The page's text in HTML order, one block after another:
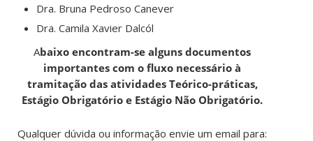
Dra. Bruna Pedroso Canever
Dra. Camila Xavier Dalcól
Abaixo encontram-se alguns documentos
importantes com o fluxo necessário à
tramitação das atividades Teórico-práticas,
Estágio Obrigatório e Estágio Não Obrigatório.
Qualquer dúvida ou informação envie um email para: